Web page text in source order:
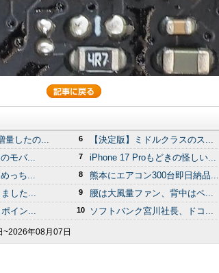
量したの...
モバ...
っち...
した...
ポイン...
6 【決定版】ミドルクラスのス...
7 iPhone 17 Proもどきの怪しい...
8 熊本にエアコン300台即日納品...
9 腰は大風量ファン、背中はペ...
10 ソフトバンク宮川社長、ドコ...
年08月07日